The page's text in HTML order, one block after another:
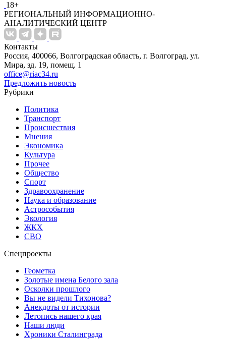
18+
РЕГИОНАЛЬНЫЙ ИНФОРМАЦИОННО-
АНАЛИТИЧЕСКИЙ ЦЕНТР
Контакты
Россия, 400066, Волгоградская область, г. Волгоград, ул.
Мира, зд. 19, помещ. 1
office@riac34.ru
Предложить новость
Рубрики
Политика
Транспорт
Происшествия
Мнения
Экономика
Культура
Прочее
Общество
Спорт
Здравоохранение
Наука и образование
Астрособытия
Экология
ЖКХ
СВО
Спецпроекты
Геометка
Золотые имена Белого зала
Осколки прошлого
Вы не видели Тихонова?
Анекдоты от истории
Летопись нашего края
Наши люди
Хроники Сталинграда